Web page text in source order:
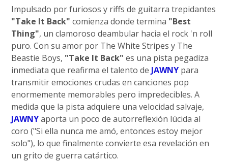
Impulsado por furiosos y riffs de guitarra trepidantes
"Take It Back" comienza donde termina "Best
Thing", un clamoroso deambular hacia el rock 'n roll
puro. Con su amor por The White Stripes y The
Beastie Boys, "Take It Back" es una pista pegadiza
inmediata que reafirma el talento de JAWNY para
transmitir emociones crudas en canciones pop
enormemente memorables pero impredecibles. A
medida que la pista adquiere una velocidad salvaje,
JAWNYaporta un poco de autorreflexión lúcida al
coro ("Si ella nunca me amó, entonces estoy mejor
solo"), lo que finalmente convierte esa revelación en
un grito de guerra catártico.